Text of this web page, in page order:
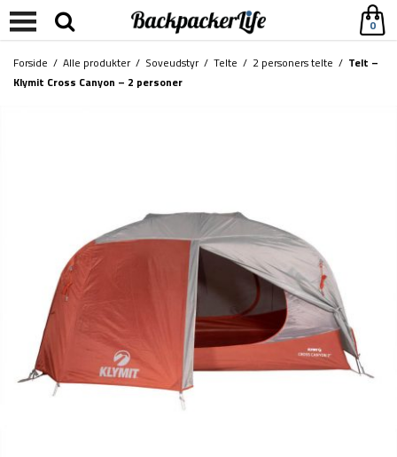
0
Forside / Alle produkter/ Soveudstyr/ Telte / 2 personers telte / Telt –
Klymit Cross Canyon – 2 personer